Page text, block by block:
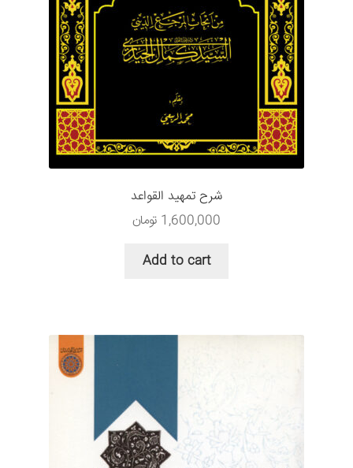
شرح تمهید القواعد
1,600,000 تومان
Add to cart